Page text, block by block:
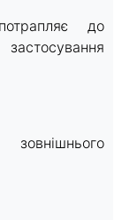
до